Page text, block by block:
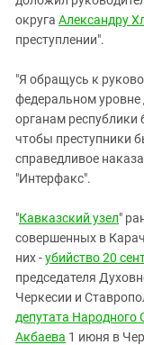
округа Александру
преступлении".
"Я обращусь к
федеральном
органам республики
чтобы преступники
справедливое
"Интерфакс".
"Кавказский узел"
совершенных в
них -убийство 20
председателя
Черкесии и
депутата
Акбаева 1 июня в